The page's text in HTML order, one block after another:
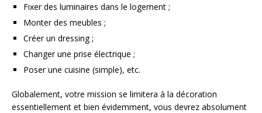
Fixer des luminaires dans le logement ;
Monter des meubles ;
Créer un dressing ;
Changer une prise électrique ;
Poser une cuisine (simple), etc.
Globalement, votre mission se limitera à la décoration
essentiellement et bien évidemment, vous devrez absolument